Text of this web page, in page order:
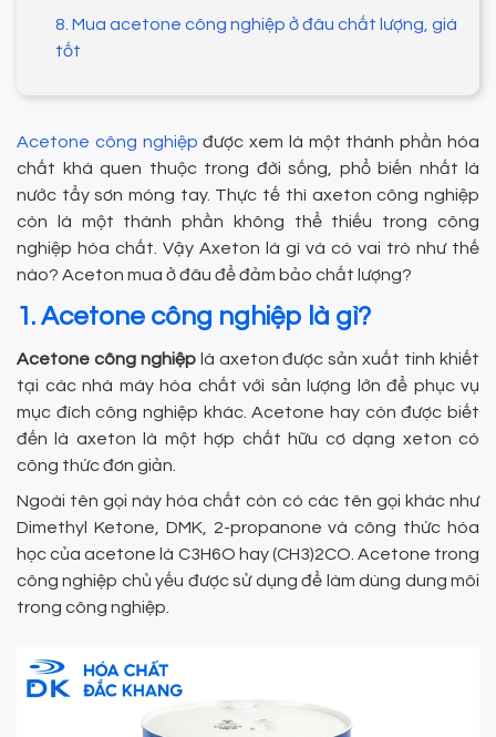
8. Mua acetone công nghiệp ở đâu chất lượng, giá
tốt
Acetone công nghiệp được xem là một thành phần hóa
chất khá quen thuộc trong đời sống, phổ biến nhất là
nước tẩy sơn móng tay. Thực tế thì axeton công nghiệp
còn là một thành phần không thể thiếu trong công
nghiệp hóa chất. Vậy Axeton là gì và có vai trò như thế
nào? Aceton mua ở đâu để đảm bảo chất lượng?
1. Acetone công nghiệp là gì?
Acetone công nghiệplà axeton được sản xuất tinh khiết
tại các nhà máy hóa chất với sản lượng lớn để phục vụ
mục đích công nghiệp khác. Acetone hay còn được biết
đến là axeton là một hợp chất hữu cơ dạng xeton có
công thức đơn giản.
Ngoài tên gọi này hóa chất còn có các tên gọi khác như
Dimethyl Ketone, DMK, 2-propanone và công thức hóa
học của acetone là C3H6O hay (CH3)2CO. Acetone trong
công nghiệp chủ yếu được sử dụng để làm dùng dung môi
trong công nghiệp.